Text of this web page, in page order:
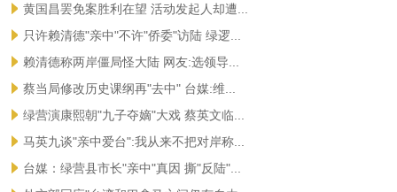
黄国昌罢免案胜利在望 活动发起人却遭...
只许赖清德"亲中"不许"侨委"访陆 绿逻...
赖清德称两岸僵局怪大陆 网友:选领导...
蔡当局修改历史课纲再"去中" 台媒:维...
绿营演康熙朝"九子夺嫡"大戏 蔡英文临...
马英九谈"亲中爱台":我从来不把对岸称...
台媒：绿营县市长"亲中"真因 撕"反陆"...